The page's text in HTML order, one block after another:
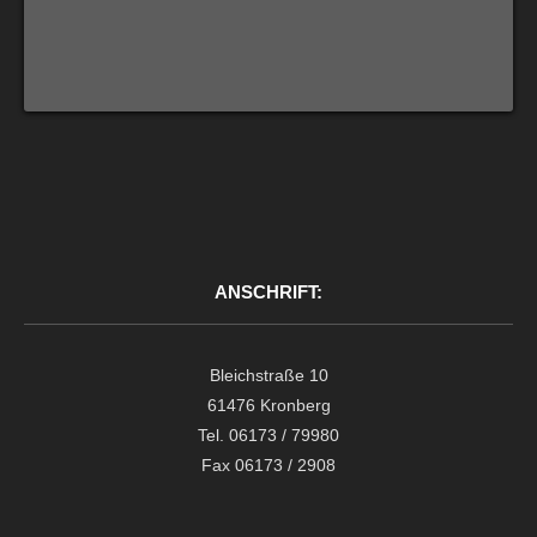
ANSCHRIFT:
Bleichstraße 10
61476 Kronberg
Tel. 06173 / 79980
Fax 06173 / 2908